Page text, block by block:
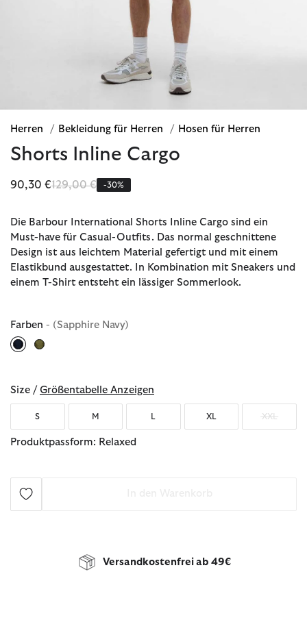
Herren / Bekleidung für Herren / Hosen für Herren
Shorts Inline Cargo
90,30 €Reduziert von
129,00 €bis-30%
Die Barbour International Shorts Inline Cargo sind ein
Must-have für Casual-Outfits. Das normal geschnittene
Design ist aus leichtem Material gefertigt und mit einem
Elastikbund ausgestattet. In Kombination mit Sneakers und
einem T-Shirt entsteht ein lässiger Sommerlook.
Farben - (Sapphire Navy)
Size / Größentabelle Anzeigen
S M L XL XXL
Produktpassform: Relaxed
Versandkostenfrei ab 49€